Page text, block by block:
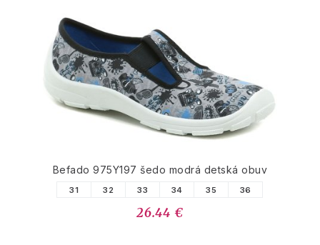
Befado 975Y197 šedo modrá detská obuv
31 32 33 34 35 36
26.44 €